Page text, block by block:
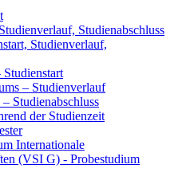
Studienabschluss
Studienverlauf,
– Studienverlauf
Studienabschluss
der Studienzeit
Internationale
(VSI G) - Probestudium